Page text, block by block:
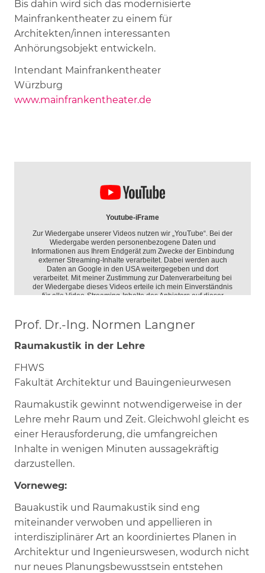
Bis dahin wird sich das modernisierte
Mainfrankentheater zu einem für
Architekten/innen interessanten
Anhörungsobjekt entwickeln.
Intendant Mainfrankentheater
Würzburg
www.mainfrankentheater.de
Prof. Dr.-Ing. Normen Langner
Raumakustik in der Lehre
FHWS
Fakultät Architektur und Bauingenieurwesen
Raumakustik gewinnt notwendigerweise in der
Lehre mehr Raum und Zeit. Gleichwohl gleicht es
einer Herausforderung, die umfangreichen
Inhalte in wenigen Minuten aussagekräftig
darzustellen.
Vorneweg:
Bauakustik und Raumakustik sind eng
miteinander verwoben und appellieren in
interdisziplinärer Art an koordiniertes Planen in
Architektur und Ingenieurswesen, wodurch nicht
nur neues Planungsbewusstsein entstehen